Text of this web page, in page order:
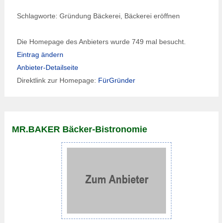
Schlagworte: Gründung Bäckerei, Bäckerei eröffnen
Die Homepage des Anbieters wurde 749 mal besucht.
Eintrag ändern
Anbieter-Detailseite
Direktlink zur Homepage: FürGründer
MR.BAKER Bäcker-Bistronomie